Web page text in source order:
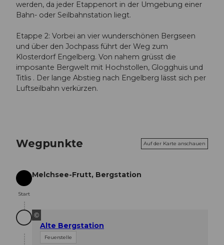
werden, da jeder Etappenort in der Umgebung einer
Bahn- oder Seilbahnstation liegt.
Etappe 2: Vorbei an vier wunderschönen Bergseen
und über den Jochpass führt der Weg zum
Klosterdorf Engelberg. Von nahem grüsst die
imposante Bergwelt mit Hochstollen, Glogghuis und
Titlis . Der lange Abstieg nach Engelberg lässt sich per
Luftseilbahn verkürzen.
Wegpunkte Auf der Karte anschauen
Start
Start
Melchsee-Frutt, Bergstation
©
Alte Bergstation
Feuerstelle